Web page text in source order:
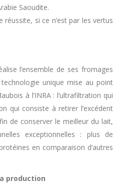
Saoudite.
si ce n’est par les vertus
l’ensemble de ses fromages
unique mise au point
à l’INRA : l’ultrafiltration qui
qui consiste à retirer l’excédent
de conserver le meilleur du lait,
exceptionnelles : plus de
en comparaison d’autres
production